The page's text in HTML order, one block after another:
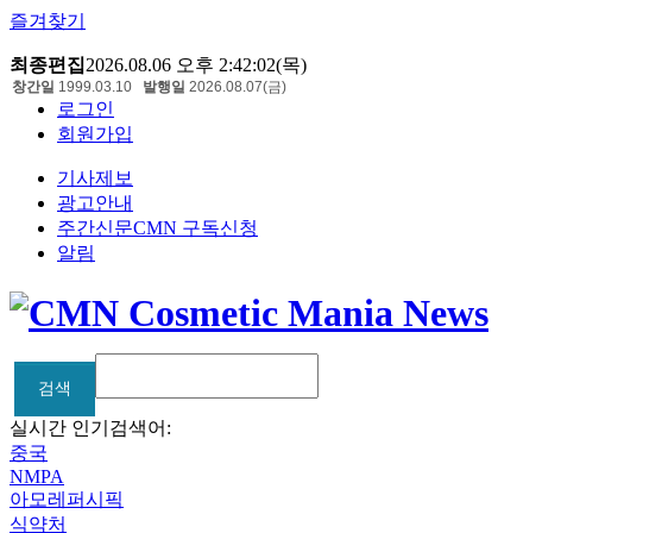
즐겨찾기
최종편집2026.08.06 오후 2:42:02(목)
로그인
회원가입
기사제보
광고안내
주간신문CMN 구독신청
알림
창간일 1999.03.10 발행일 2026.08.07(금)
검색
검색
실시간 인기검색어:
중국
NMPA
아모레퍼시픽
식약처